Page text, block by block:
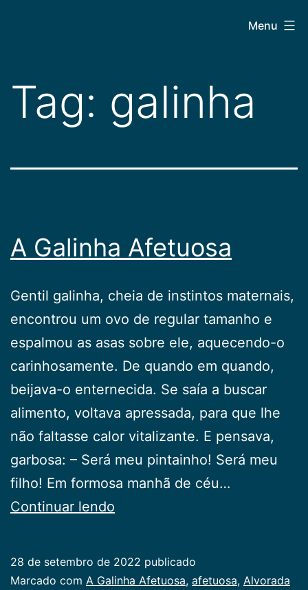
conteúdo
Menu
Tag: galinha
A Galinha Afetuosa
Gentil galinha, cheia de instintos maternais,
encontrou um ovo de regular tamanho e
espalmou as asas sobre ele, aquecendo-o
carinhosamente. De quando em quando,
beijava-o enternecida. Se saía a buscar
alimento, voltava apressada, para que lhe
não faltasse calor vitalizante. E pensava,
garbosa: – Será meu pintainho! Será meu
filho! Em formosa manhã de céu…
Continuar lendo
28 de setembro de 2022 publicado
Categorizado
Marcado com A Galinha Afetuosa, afetuosa, Alvorada